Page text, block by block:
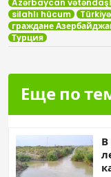
silahlı hücum
Türkiyə
граждане
Турция
Еще по
В